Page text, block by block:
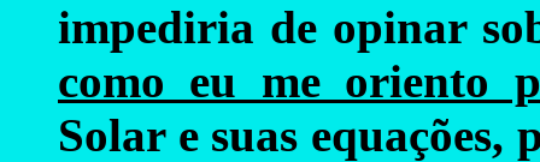
impediria de opinar
como eu me oriento
Solar e suas equações,